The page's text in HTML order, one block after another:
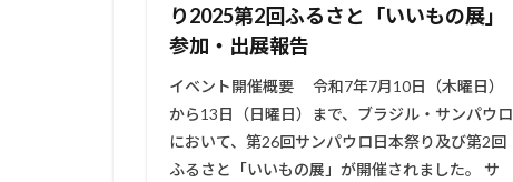
り2025第2回ふるさと「いいもの展」
参加・出展報告
イベント開催概要 令和7年7月10日（木曜日）
から13日（日曜日）まで、ブラジル・サンパウロ
において、第26回サンパウロ日本祭り及び第2回
ふるさと「いいもの展」が開催されました。 サ